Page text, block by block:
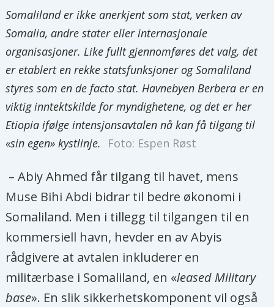
Somaliland er ikke anerkjent som stat, verken av
Somalia, andre stater eller internasjonale
organisasjoner. Like fullt gjennomføres det valg, det
er etablert en rekke statsfunksjoner og Somaliland
styres som en de facto stat. Havnebyen Berbera er en
viktig inntektskilde for myndighetene, og det er her
Etiopia ifølge intensjonsavtalen nå kan få tilgang til
«sin egen» kystlinje.
Foto: Espen Røst
– Abiy Ahmed får tilgang til havet, mens
Muse Bihi Abdi bidrar til bedre økonomi i
Somaliland. Men i tillegg til tilgangen til en
kommersiell havn, hevder en av Abyis
rådgivere at avtalen inkluderer en
militærbase i Somaliland, en «leased Military
base». En slik sikkerhetskomponent vil også